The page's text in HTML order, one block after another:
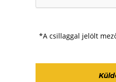
*A csillaggal jelölt